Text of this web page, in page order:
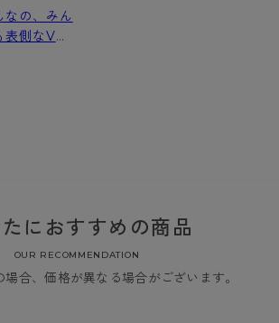
なの、みん
側なVネ
におすすめの商品
OUR RECOMMENDATION
合、価格が異なる場合がございます。